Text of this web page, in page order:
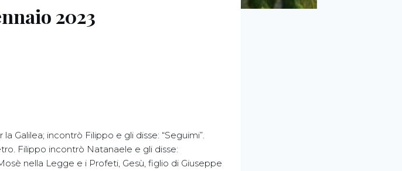
2023
Galilea; incontrò Filippo e gli disse: “Seguimi”.
Filippo incontrò Natanaele e gli disse:
nella Legge e i Profeti, Gesù, figlio di Giuseppe